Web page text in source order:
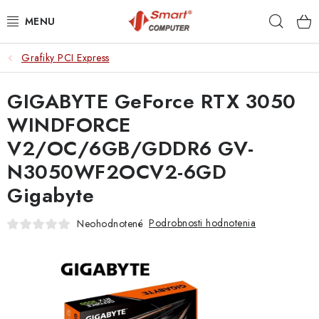
na
NOTEBOOKY
MOBILNÉ ZARIADENIA
PC A KOMPONENTY
PERIFÉRIE
TLAČIARNE
Grafiky PCI Express
GIGABYTE GeForce RTX 3050
WINDFORCE
V2/OC/6GB/GDDR6 GV-
N3050WF2OCV2-6GD
Gigabyte
Neohodnotené Podrobnosti hodnotenia